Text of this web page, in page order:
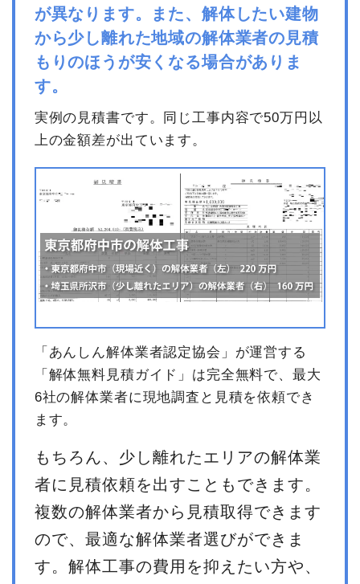
品名 数量 単価
金額
内装解体住宅18坪1階建て
18坪 14,666円
263,980円
小運搬費
13m³ 5,769円
75,000円
養生費
諸経費
35,020円
値引き
小計
394,000円
消費税
39,400円
433,400円
が異なります。また、解体したい建物
から少し離れた地域の解体業者の見積
もりのほうが安くなる場合がありま
す。
実例の見積書です。同じ工事内容で50万円以
上の金額差が出ています。
「あんしん解体業者認定協会」が運営する
「解体無料見積ガイド」は完全無料で、最大
6社の解体業者に現地調査と見積を依頼でき
ます。
もちろん、少し離れたエリアの解体業
者に見積依頼を出すこともできます。
複数の解体業者から見積取得できます
ので、最適な解体業者選びができま
す。解体工事の費用を抑えたい方や、